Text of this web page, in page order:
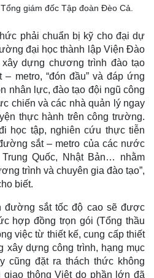
giám đốc Tập đoàn Đèo Cả.
phải chuẩn bị kỹ cho đại dự
đại học thành lập Viện Đào
dựng chương trình đào tạo
metro, “đón đầu” và đáp ứng
nhân lực, đào tạo đội ngũ công
chiến và các nhà quản lý ngay
thực hành trên công trường.
học tập, nghiên cứu thực tiễn
sắt – metro của các nước
Quốc, Nhật Bản… nhằm
trình và chuyên gia đào tạo”,
biết.
đường sắt tốc độ cao sẽ được
hợp đồng trọn gói (Tổng thầu
việc từ thiết kế, cung cấp thiết
xây dựng công trình, hạng mục
cũng đặt ra thách thức không
thông Việt do phần lớn đã